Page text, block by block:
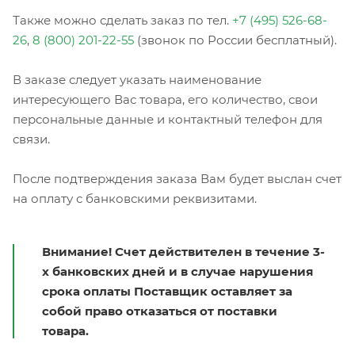
Также можно сделать заказ по тел. +7 (495) 526-68-
26, 8 (800) 201-22-55 (звонок по России бесплатный).
В заказе следует указать наименование
интересующего Вас товара, его количество, свои
персональные данные и контактный телефон для
связи.
После подтверждения заказа Вам будет выслан счет
на оплату с банковскими реквизитами.
Внимание! Счет действителен в течение 3-
х банковских дней и в случае нарушения
срока оплаты Поставщик оставляет за
собой право отказаться от поставки
товара.